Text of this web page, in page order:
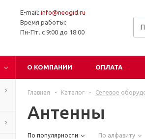
E-mail: info@neogid.ru
Время работы:
Пн-Пт. с 9:00 до 18:00
О КОМПАНИИ ОПЛАТА
Главная - Каталог - Сетевое
Антенны
По популярности По алфавиту